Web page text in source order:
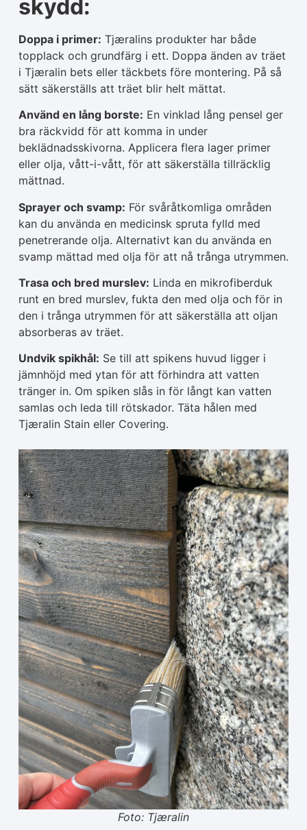
skydd:
Doppa i primer: Tjæralins produkter har både
topplack och grundfärg i ett. Doppa änden av träet
i Tjæralin bets eller täckbets före montering. På så
sätt säkerställs att träet blir helt mättat.
Använd en lång borste: En vinklad lång pensel ger
bra räckvidd för att komma in under
beklädnadsskivorna. Applicera flera lager primer
eller olja, vått-i-vått, för att säkerställa tillräcklig
mättnad.
Sprayer och svamp: För svåråtkomliga områden
kan du använda en medicinsk spruta fylld med
penetrerande olja. Alternativt kan du använda en
svamp mättad med olja för att nå trånga utrymmen.
Trasa och bred murslev: Linda en mikrofiberduk
runt en bred murslev, fukta den med olja och för in
den i trånga utrymmen för att säkerställa att oljan
absorberas av träet.
Undvik spikhål: Se till att spikens huvud ligger i
jämnhöjd med ytan för att förhindra att vatten
tränger in. Om spiken slås in för långt kan vatten
samlas och leda till rötskador. Täta hålen med
Tjæralin Stain eller Covering.
Foto: Tjæralin